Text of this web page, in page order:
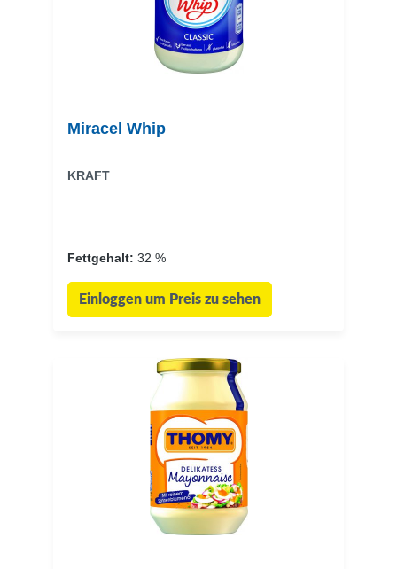
Miracel Whip
KRAFT
Fettgehalt: 32 %
Einloggen um Preis zu sehen